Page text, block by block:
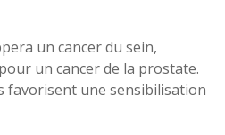
un cancer du sein,
pour un cancer de la prostate.
favorisent une sensibilisation